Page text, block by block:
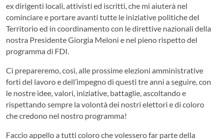
ex dirigenti locali, attivisti ed iscritti, che mi aiuterà nel
cominciare e portare avanti tutte le iniziative politiche del
Territorio ed in coordinamento con le direttive nazionali della
nostra Presidente Giorgia Meloni e nel pieno rispetto del
programma di FDI.
Ci prepareremo, così, alle prossime elezioni amministrative
forti del lavoro e dell’impegno di questi tre anni a seguire, con
le nostre idee, valori, iniziative, battaglie, ascoltando e
rispettando sempre la volontà dei nostri elettori e di coloro
che credono nel nostro programma!
Faccio appello a tutti coloro che volessero far parte della